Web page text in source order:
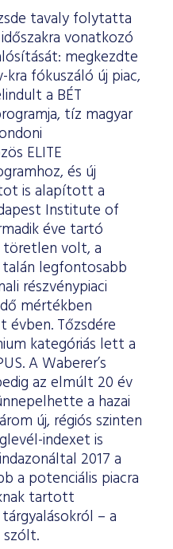
tavaly folytatta
vonatkozó
megkezdte
fókuszáló új piac,
a BÉT
tíz magyar
ELITE
és új
is alapított a
Institute of
éve tartó
töretlen volt, a
legfontosabb
részvénypiaci
mértékben
Tőzsdére
kategóriás lett a
A Waberer’s
az elmúlt 20 év
a hazai
új, régiós szinten
indexet is
2017 a
a potenciális piacra
tartott
– a